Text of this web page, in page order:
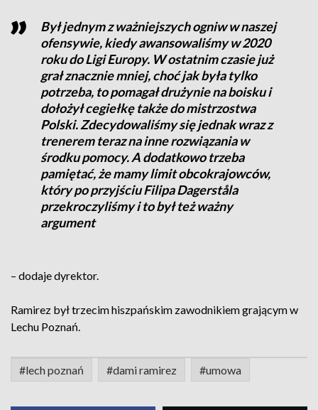
Był jednym z ważniejszych ogniw w naszej
ofensywie, kiedy awansowaliśmy w 2020
roku do Ligi Europy. W ostatnim czasie już
grał znacznie mniej, choć jak była tylko
potrzeba, to pomagał drużynie na boisku i
dołożył cegiełkę także do mistrzostwa
Polski. Zdecydowaliśmy się jednak wraz z
trenerem teraz na inne rozwiązania w
środku pomocy. A dodatkowo trzeba
pamiętać, że mamy limit obcokrajowców,
który po przyjściu Filipa Dagerståla
przekroczyliśmy i to był też ważny
argument
– dodaje dyrektor.
Ramirez był trzecim hiszpańskim zawodnikiem grającym w
Lechu Poznań.
#lech poznań #dami ramirez #umowa